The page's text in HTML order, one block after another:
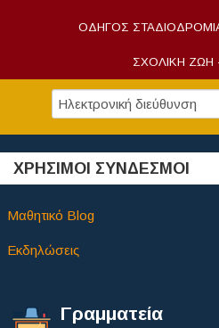
ΟΔΗΓΟΣ
ΣΧΟΛΙΚΗ ΖΩΗ
ΧΡΗΣΙΜΟΙ ΣΥΝΔΕΣΜΟΙ
Μαθητικό Blog
Εκδηλώσεις
Γραμματεία